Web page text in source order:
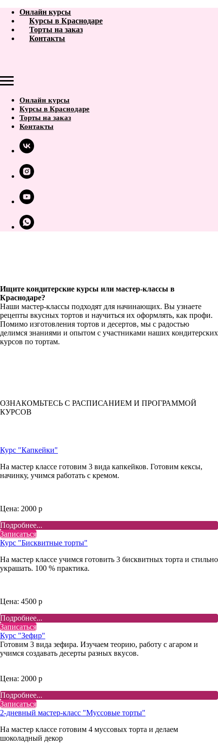
Онлайн курсы
Курсы в Краснодаре
Торты на заказ
Контакты
Онлайн курсы
Курсы в Краснодаре
Торты на заказ
Контакты
Ищите кондитерские курсы или мастер-классы в
Краснодаре?
Наши мастер-классы подходят для начинающих. Вы узнаете
рецепты вкусных тортов и научиться их оформлять, как профи.
Помимо изготовления тортов и десертов, мы с радостью
делимся знаниями и опытом с участниками наших кондитерских
курсов по тортам.
ОЗНАКОМЬТЕСЬ С РАСПИСАНИЕМ И ПРОГРАММОЙ
КУРСОВ
Курс "Капкейки"
На мастер классе готовим 3 вида капкейков. Готовим кексы,
начинку, учимся работать с кремом.
Цена: 2000 р
Подробнее...
Записаться
Курс "Бисквитные торты"
На мастер классе учимся готовить 3 бисквитных торта и стильно
украшать. 100 % практика.
Цена: 4500 р
Подробнее...
Записаться
Курс "Зефир"
Готовим 3 вида зефира. Изучаем теорию, работу с агаром и
учимся создавать десерты разных вкусов.
Цена: 2000 р
Подробнее...
Записаться
2-дневный мастер-класс "Муссовые торты"
На мастер классе готовим 4 муссовых торта и делаем
шоколадный декор